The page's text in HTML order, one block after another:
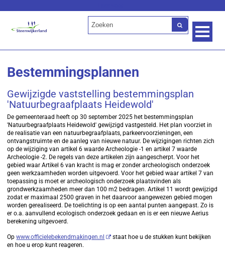
Bestemmingsplannen
Gewijzigde vaststelling bestemmingsplan
'Natuurbegraafplaats Heidewold'
De gemeenteraad heeft op 30 september 2025 het bestemmingsplan
'Natuurbegraafplaats Heidewold' gewijzigd vastgesteld. Het plan voorziet in
de realisatie van een natuurbegraafplaats, parkeervoorzieningen, een
ontvangstruimte en de aanleg van nieuwe natuur. De wijzigingen richten zich
op de wijziging van artikel 6 waarde Archeologie -1 en artikel 7 waarde
Archeologie -2. De regels van deze artikelen zijn aangescherpt. Voor het
gebied waar Artikel 6 van kracht is mag er zonder archeologisch onderzoek
geen werkzaamheden worden uitgevoerd. Voor het gebied waar artikel 7 van
toepassing is moet er archeologisch onderzoek plaatsvinden als
grondwerkzaamheden meer dan 100 m2 bedragen. Artikel 11 wordt gewijzigd
zodat er maximaal 2500 graven in het daarvoor aangewezen gebied mogen
worden gerealiseerd. De toelichting is op een aantal punten aangepast. Zo is
er o.a. aanvullend ecologisch onderzoek gedaan en is er een nieuwe Aerius
berekening uitgevoerd.
Opwww.officielebekendmakingen.nl
staat hoe u de stukken kunt bekijken
en hoe u erop kunt reageren.